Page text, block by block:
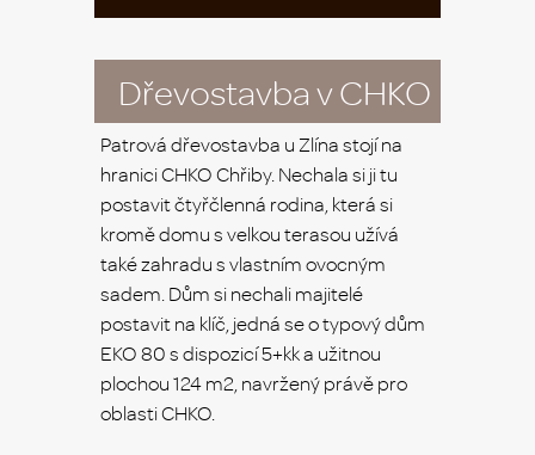
Dřevostavba v CHKO
Patrová dřevostavba u Zlína stojí na
hranici CHKO Chřiby. Nechala si ji tu
postavit čtyřčlenná rodina, která si
kromě domu s velkou terasou užívá
také zahradu s vlastním ovocným
sadem. Dům si nechali majitelé
postavit na klíč, jedná se o typový dům
EKO 80 s dispozicí 5+kk a užitnou
plochou 124 m2, navržený právě pro
oblasti CHKO.